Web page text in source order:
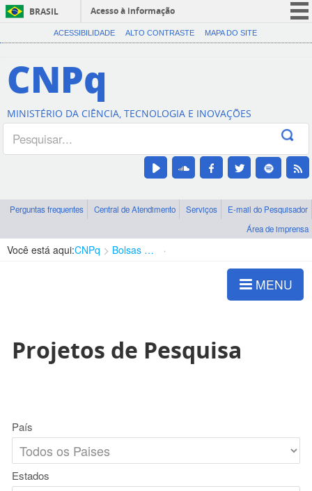
BRASIL
Acesso à informação
CORONAVÍRUS (COVID-19)
Canais
ACESSIBILIDADE ALTO CONTRASTE MAPA DO SITE
CNPq
MINISTÉRIO DA CIÊNCIA, TECNOLOGIA E INOVAÇÕES
Perguntas frequentes Central de Atendimento Serviços
E-mail do Pesquisador
Área de imprensa
Você está aqui:CNPq Bolsas e Auxílios Vigentes
MENU
Projetos de Pesquisa
País
Estados